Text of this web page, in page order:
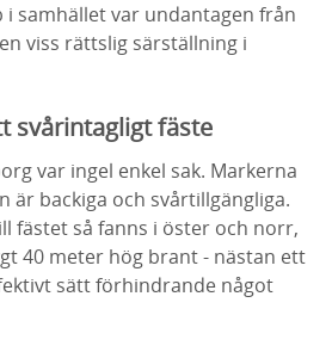
samhället var undantagen från
viss rättslig särställning i
svårintagligt fäste
var ingel enkel sak. Markerna
är backiga och svårtillgängliga.
fästet så fanns i öster och norr,
40 meter hög brant - nästan ett
sätt förhindrande något